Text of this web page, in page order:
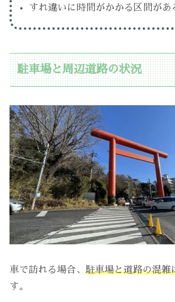
すれ違いに時間がかかる区間があ
駐車場と周辺道路の状況
車で訪れる場合、 駐車場と道路の混雑
す。